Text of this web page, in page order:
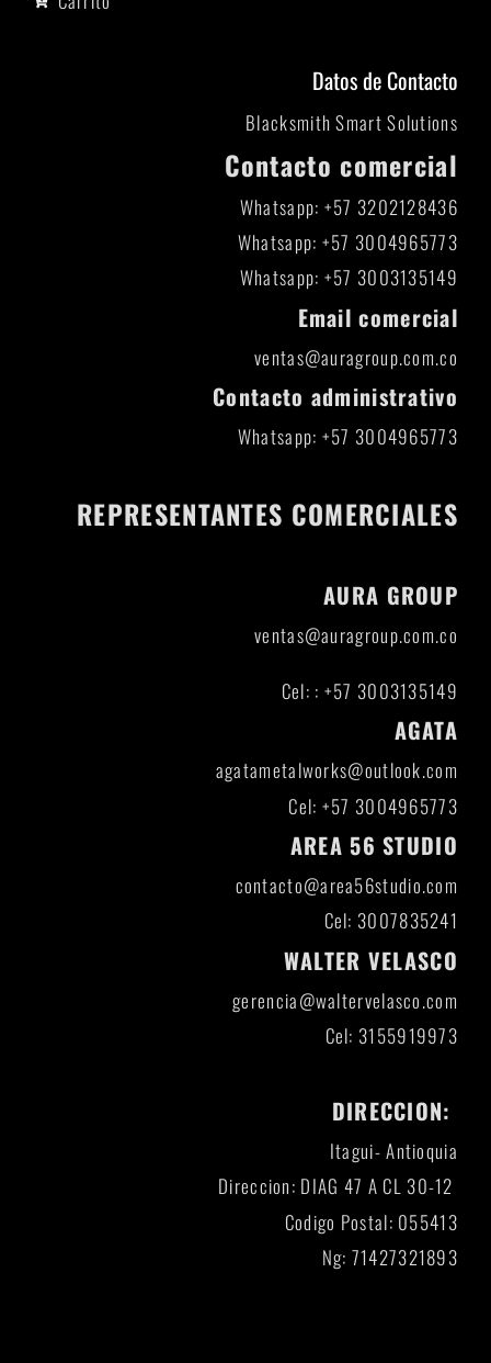
Datos de Contacto
Blacksmith Smart Solutions
Contacto comercial
Whatsapp: +57 3202128436
Whatsapp: +57 3004965773
Whatsapp: +57 3003135149
Email comercial
ventas@auragroup.com.co
Contacto administrativo
Whatsapp: +57 3004965773
REPRESENTANTES COMERCIALES
AURA GROUP
ventas@auragroup.com.co
Cel: : +57 3003135149
AGATA
agatametalworks@outlook.com
Cel: +57 3004965773
AREA 56 STUDIO
contacto@area56studio.com
Cel: 3007835241
WALTER VELASCO
gerencia@waltervelasco.com
Cel: 3155919973
DIRECCION:
Itagui- Antioquia
Direccion: DIAG 47 A CL 30-12
Codigo Postal: 055413
Ng: 71427321893